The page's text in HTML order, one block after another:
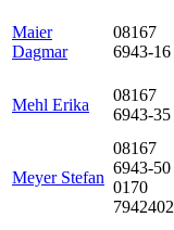
Maier
Dagmar
08167
6943-16
Mehl Erika
08167
6943-35
Meyer Stefan
08167
6943-50
0170
7942402